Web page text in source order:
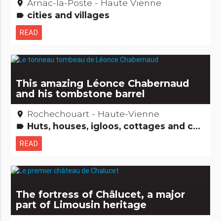
place Arnac-la-Poste - Haute Vienne
label cities and villages
READ
This amazing Léonce Chabernaud
and his tombstone barrel
place Rochechouart - Haute-Vienne
label Huts, houses, igloos, cottages and co Amazing... isn't it? People from here
READ
The fortress of Châlucet, a major
part of Limousin heritage